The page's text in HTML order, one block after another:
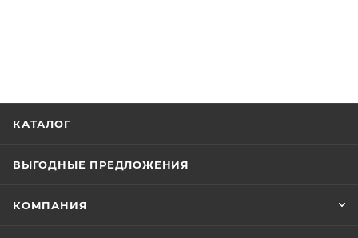
КАТАЛОГ
ВЫГОДНЫЕ ПРЕДЛОЖЕНИЯ
КОМПАНИЯ